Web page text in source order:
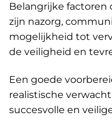
Belangrijke
zijn nazorg,
mogelijkheid tot
de veiligheid en
Een goede
realistische
succesvolle en